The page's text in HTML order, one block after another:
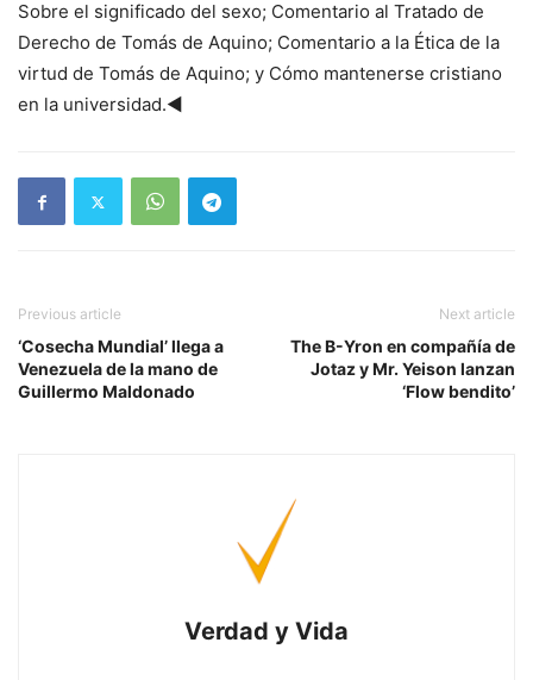
Sobre el significado del sexo; Comentario al Tratado de
Derecho de Tomás de Aquino; Comentario a la Ética de la
virtud de Tomás de Aquino; y Cómo mantenerse cristiano
en la universidad.◄
Previous article
‘Cosecha Mundial’ llega a
Venezuela de la mano de
Guillermo Maldonado
Next article
The B-Yron en compañía de
Jotaz y Mr. Yeison lanzan
‘Flow bendito’
Verdad y Vida